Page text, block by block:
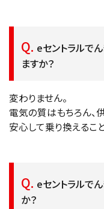
eセントラルで
ますか？
変わりません。
電気の質はもちろん、
安心して乗り換えるこ
eセントラルで
か？